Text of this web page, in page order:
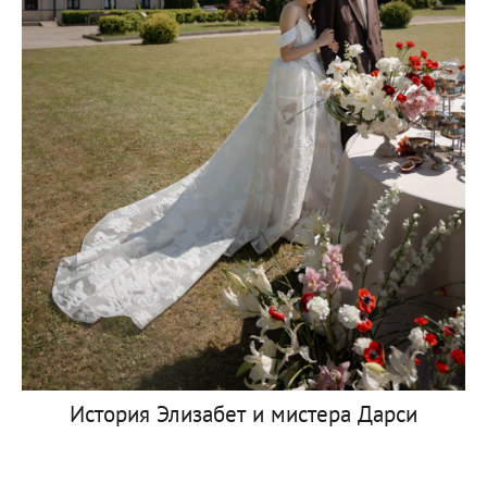
История Элизабет и мистера Дарси